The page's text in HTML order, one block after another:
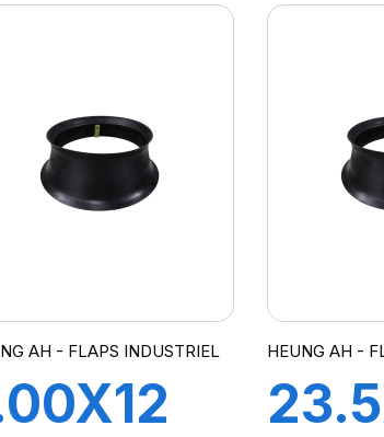
AH - FLAPS INDUSTRIEL HEUNG AH -